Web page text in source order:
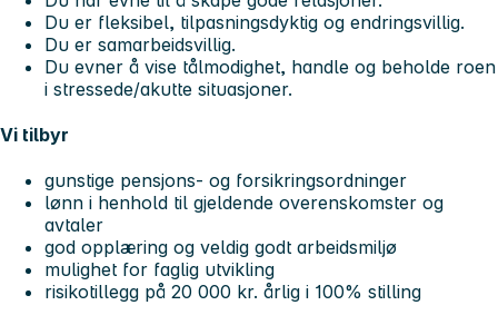
Du er fleksibel, tilpasningsdyktig og endringsvillig.
Du er samarbeidsvillig.
Du evner å vise tålmodighet, handle og beholde roen
i stressede/akutte situasjoner.
Vi tilbyr
gunstige pensjons- og forsikringsordninger
lønn i henhold til gjeldende overenskomster og
avtaler
god opplæring og veldig godt arbeidsmiljø
mulighet for faglig utvikling
risikotillegg på 20 000 kr. årlig i 100% stilling